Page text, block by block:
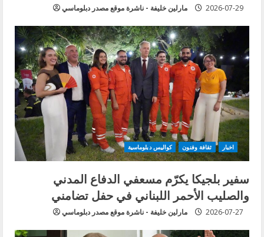
مارلين خليفة - ناشرة موقع مصدر دبلوماسي 2026-07-29
اخبار ثقافة وفنون كواليس دبلوماسية
سفير بلجيكا يكرّم مسعفي الدفاع المدني
والصليب الأحمر اللبناني في حفل تضامني
مارلين خليفة - ناشرة موقع مصدر دبلوماسي 2026-07-27